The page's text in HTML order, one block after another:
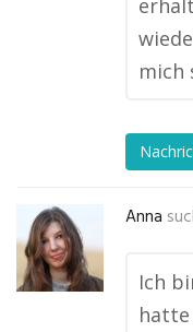
mich
Anna
Ich